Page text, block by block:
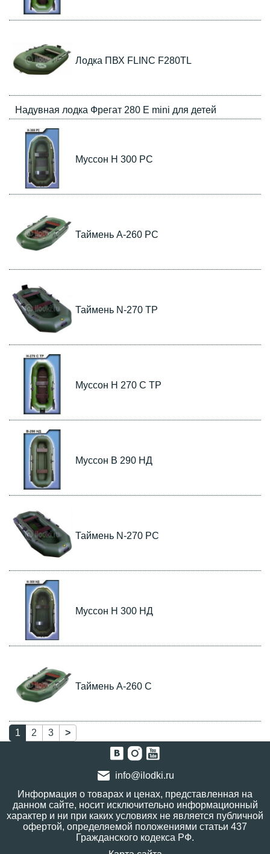
Лодка ПВХ FLINC F280ТL
Надувная лодка Фрегат 280 E mini для детей
Муссон Н 300 РС
Таймень А-260 РС
Таймень N-270 ТР
Муссон Н 270 С ТР
Муссон B 290 НД
Таймень N-270 РС
Муссон Н 300 НД
Таймень А-260 С
1 2 3 >
info@ilodki.ru
Информация о товарах и ценах, представленная на
данном сайте, носит исключительно информационный
характер и ни при каких условиях не является публичной
офертой, определяемой положениями статьи 437
Гражданского кодекса РФ.